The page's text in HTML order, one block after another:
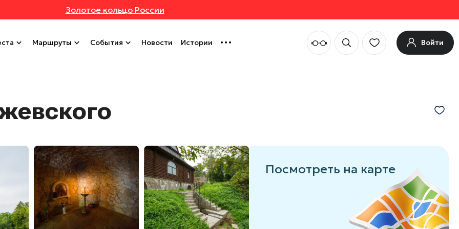
Золотое кольцо России
Маршруты События Новости Истории Войти
Посмотреть на карте